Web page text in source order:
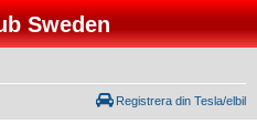
Sweden
Registrera din Tesla/elbil